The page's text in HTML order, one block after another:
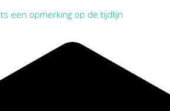
een opmerking op de tijdlijn